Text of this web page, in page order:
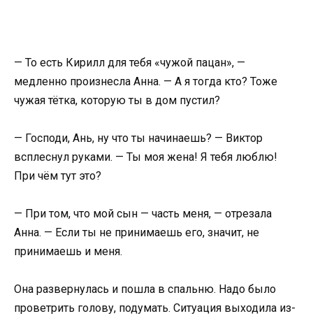
— То есть Кирилл для тебя «чужой пацан», —
медленно произнесла Анна. — А я тогда кто? Тоже
чужая тётка, которую ты в дом пустил?
— Господи, Ань, ну что ты начинаешь? — Виктор
всплеснул руками. — Ты моя жена! Я тебя люблю!
При чём тут это?
— При том, что мой сын — часть меня, — отрезала
Анна. — Если ты не принимаешь его, значит, не
принимаешь и меня.
Она развернулась и пошла в спальню. Надо было
проветрить голову, подумать. Ситуация выходила из-